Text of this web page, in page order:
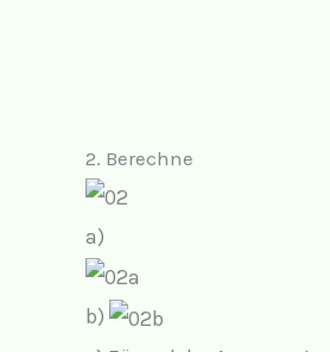
2. Berechne
a)
b)